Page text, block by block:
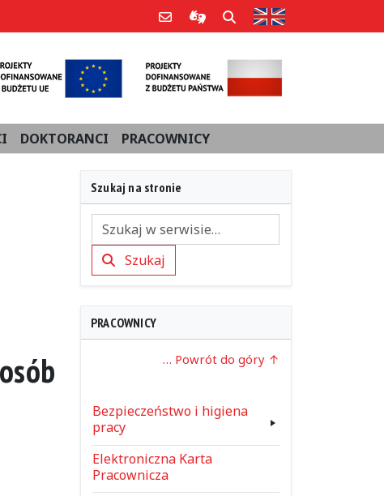
Poczta e-mailInformacje dla użytkowników
Szukaj Strona w języku
DOKTORANCI PRACOWNICY
Szukaj na stronie
SzukajSzukaj
PRACOWNICY
… Powrót do góry
Bezpieczeństwo i higiena
pracy
Elektroniczna Karta
Pracownicza